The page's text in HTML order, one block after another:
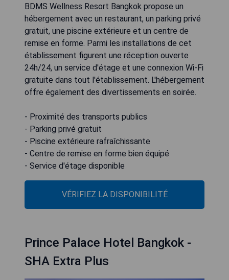
BDMS Wellness Resort Bangkok propose un
hébergement avec un restaurant, un parking privé
gratuit, une piscine extérieure et un centre de
remise en forme. Parmi les installations de cet
établissement figurent une réception ouverte
24h/24, un service d'étage et une connexion Wi-Fi
gratuite dans tout l'établissement. L'hébergement
offre également des divertissements en soirée.
- Proximité des transports publics
- Parking privé gratuit
- Piscine extérieure rafraîchissante
- Centre de remise en forme bien équipé
- Service d'étage disponible
VÉRIFIEZ LA DISPONIBILITÉ
Prince Palace Hotel Bangkok -
SHA Extra Plus